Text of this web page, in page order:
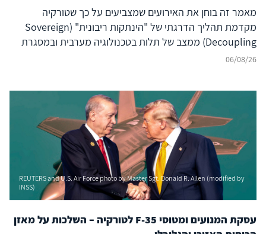
מאמר זה בוחן את האירועים שמצביעים על כך שטורקיה
מקדמת תהליך הדרגתי של "הינתקות ריבונית" (Sovereign
Decoupling) ממצב של תלות בטכנולוגיה מערבית ובמסגרת
ברית נאט"ו לעבר בניית יכולת סייבר עצמאית ולמעצמת סייבר
מעבר לגבולותיה. להשלכות על הביטחון האזורי – בפרט עבור
ישראל, יוון, קפריסין ויכולת הפעולה המשותפת
(Interoperability) של נאט"ו – נודעת משמעות רבה, המחייבת
בחינה אסטרטגית קפדנית.
06/08/26
REUTERS and U.S. Air Force photo by Master Sgt. Donald R. Allen (modified by
INSS)
עסקת המנועים ומטוסי F-35 לטורקיה – השלכות על מאזן